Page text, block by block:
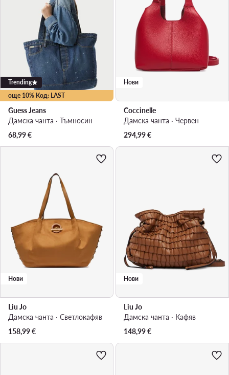
още 10% Код: LAST
Trending
Guess Jeans
Дамска чанта · Тъмносин
68,99€
Нови
Coccinelle
Дамска чанта · Червен
294,99€
Нови
Liu Jo
Дамска чанта · Светлокафяв
158,99€
Нови
Liu Jo
Дамска чанта · Кафяв
148,99€